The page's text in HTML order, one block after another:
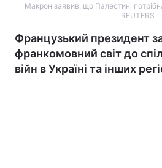
Макрон заявив, що Палестині
REUTERS
Французький президент
франкомовний світ до
війн в Україні та інших